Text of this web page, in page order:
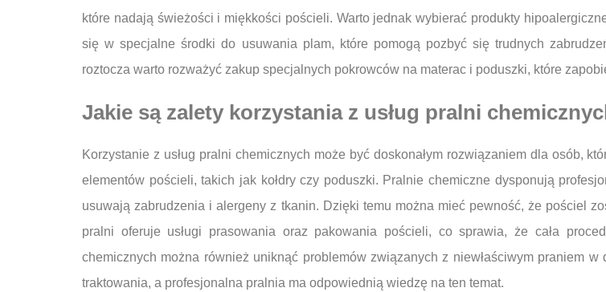
które nadają świeżości i miękkości pościeli. Warto jednak wybierać produkty
się w specjalne środki do usuwania plam, które pomogą pozbyć się trudnych
roztocza warto rozważyć zakup specjalnych pokrowców na materac i poduszki, które
Jakie są zalety korzystania z usług pralni
Korzystanie z usług pralni chemicznych może być doskonałym rozwiązaniem dla osób,
elementów pościeli, takich jak kołdry czy poduszki. Pralnie chemiczne dysponują
usuwają zabrudzenia i alergeny z tkanin. Dzięki temu można mieć pewność, że pościel
pralni oferuje usługi prasowania oraz pakowania pościeli, co sprawia, że cała
chemicznych można również uniknąć problemów związanych z niewłaściwym praniem
traktowania, a profesjonalna pralnia ma odpowiednią wiedzę na ten temat.